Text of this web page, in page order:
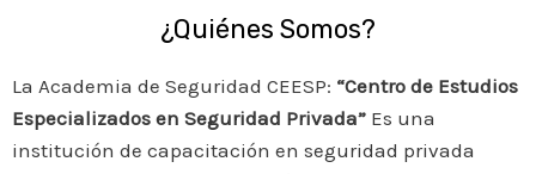
¿Quiénes Somos?
La Academia de Seguridad CEESP: “Centro de Estudios
Especializados en Seguridad Privada” Es una
institución de capacitación en seguridad privada